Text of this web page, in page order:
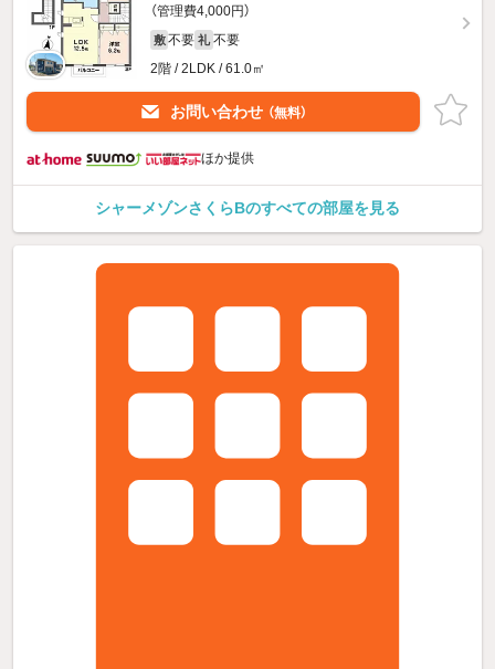
（管理費4,000円）
敷 不要 礼 不要
2階 / 2LDK / 61.0㎡
お問い合わせ （無料）
ほか提供
シャーメゾンさくらBのすべての部屋を見る